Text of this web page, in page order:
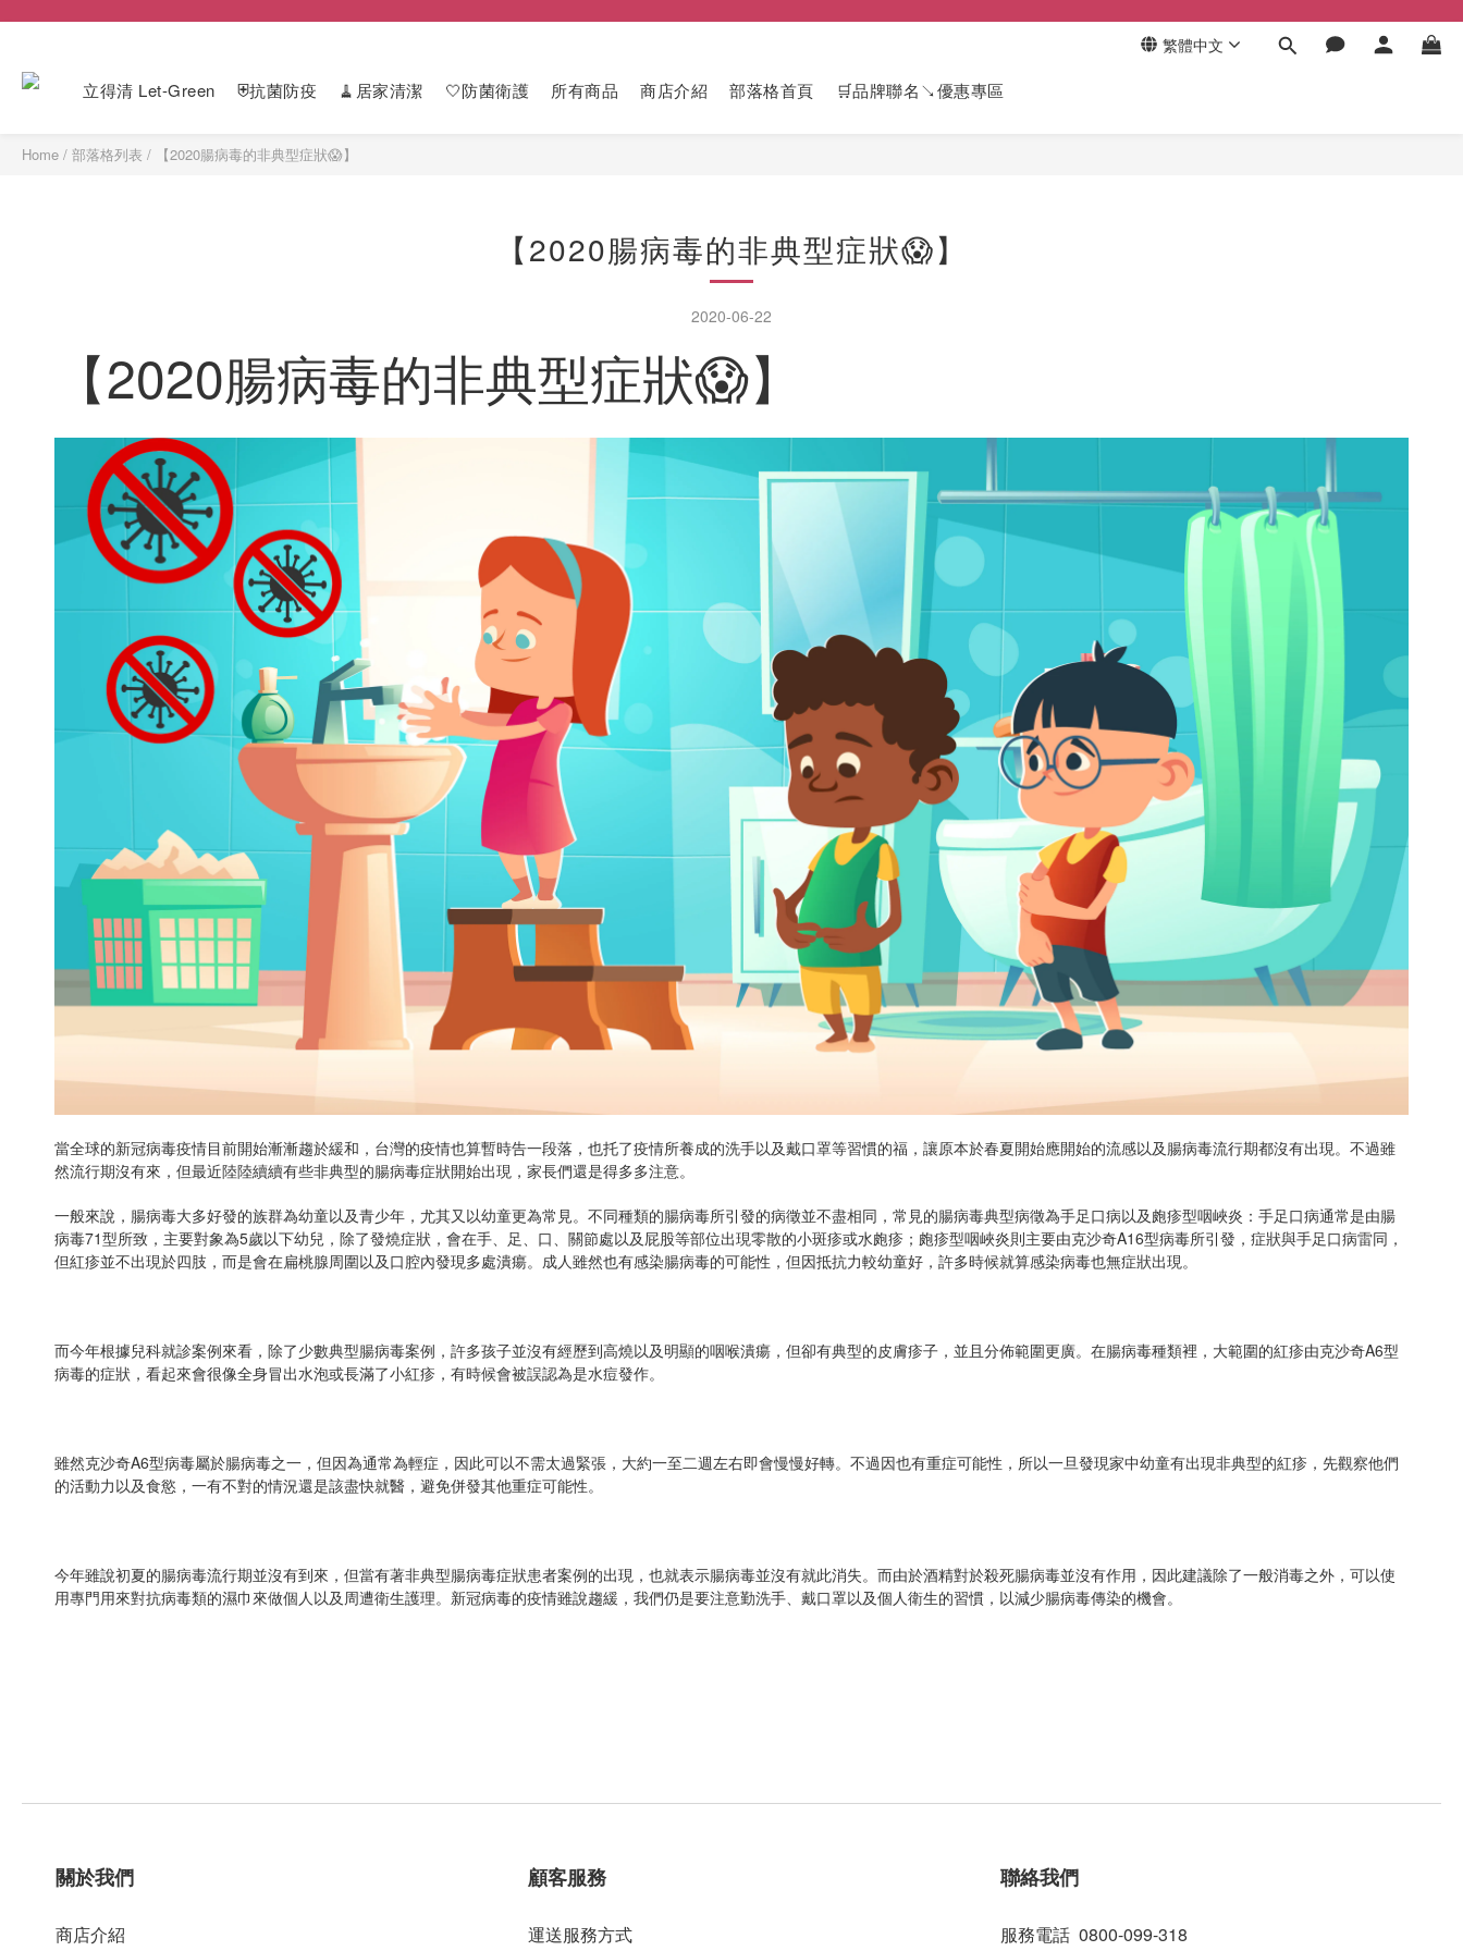
繁體中文
立得清 Let-Green ⛨抗菌防疫 🧹居家清潔 🤍防菌衛護 所有商品 商店介紹 部落格首頁 🛒品牌聯名↘優惠專區
Home / 部落格列表 / 【2020腸病毒的非典型症狀😱】
【2020腸病毒的非典型症狀😱】
2020-06-22
【2020腸病毒的非典型症狀😱】
當全球的新冠病毒疫情目前開始漸漸趨於緩和，台灣的疫情也算暫時告一段落，也托了疫情所養成的洗手以及戴口罩等習慣的福，讓原本於春夏開始應開始的流感以及腸病毒流行期都沒有出現。不過雖
然流行期沒有來，但最近陸陸續續有些非典型的腸病毒症狀開始出現，家長們還是得多多注意。
一般來說，腸病毒大多好發的族群為幼童以及青少年，尤其又以幼童更為常見。不同種類的腸病毒所引發的病徵並不盡相同，常見的腸病毒典型病徵為手足口病以及皰疹型咽峽炎：手足口病通常是由腸
病毒71型所致，主要對象為5歲以下幼兒，除了發燒症狀，會在手、足、口、關節處以及屁股等部位出現零散的小斑疹或水皰疹；皰疹型咽峽炎則主要由克沙奇A16型病毒所引發，症狀與手足口病雷同，
但紅疹並不出現於四肢，而是會在扁桃腺周圍以及口腔內發現多處潰瘍。成人雖然也有感染腸病毒的可能性，但因抵抗力較幼童好，許多時候就算感染病毒也無症狀出現。
而今年根據兒科就診案例來看，除了少數典型腸病毒案例，許多孩子並沒有經歷到高燒以及明顯的咽喉潰瘍，但卻有典型的皮膚疹子，並且分佈範圍更廣。在腸病毒種類裡，大範圍的紅疹由克沙奇A6型
病毒的症狀，看起來會很像全身冒出水泡或長滿了小紅疹，有時候會被誤認為是水痘發作。
雖然克沙奇A6型病毒屬於腸病毒之一，但因為通常為輕症，因此可以不需太過緊張，大約一至二週左右即會慢慢好轉。不過因也有重症可能性，所以一旦發現家中幼童有出現非典型的紅疹，先觀察他們
的活動力以及食慾，一有不對的情況還是該盡快就醫，避免併發其他重症可能性。
今年雖說初夏的腸病毒流行期並沒有到來，但當有著非典型腸病毒症狀患者案例的出現，也就表示腸病毒並沒有就此消失。而由於酒精對於殺死腸病毒並沒有作用，因此建議除了一般消毒之外，可以使
用專門用來對抗病毒類的濕巾來做個人以及周遭衛生護理。新冠病毒的疫情雖說趨緩，我們仍是要注意勤洗手、戴口罩以及個人衛生的習慣，以減少腸病毒傳染的機會。
關於我們
商店介紹
顧客服務
運送服務方式
聯絡我們
服務電話 0800-099-318